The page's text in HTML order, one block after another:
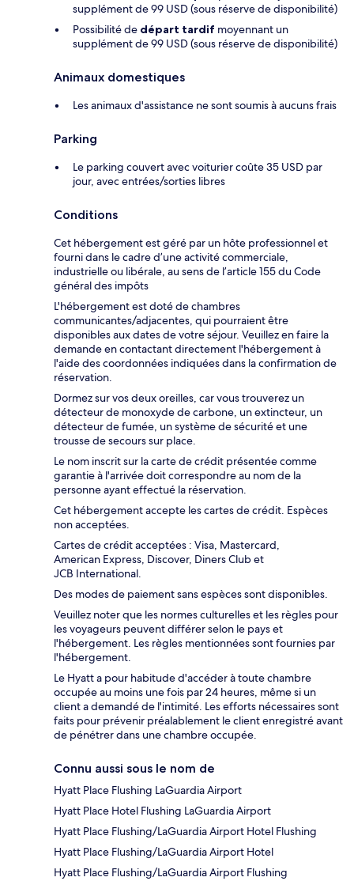
supplément de 99 USD (sous réserve de disponibilité)
Possibilité de départ tardif moyennant un
supplément de 99 USD (sous réserve de disponibilité)
Animaux domestiques
Les animaux d'assistance ne sont soumis à aucuns frais
Parking
Le parking couvert avec voiturier coûte 35 USD par
jour, avec entrées/sorties libres
Conditions
Cet hébergement est géré par un hôte professionnel et
fourni dans le cadre d’une activité commerciale,
industrielle ou libérale, au sens de l’article 155 du Code
général des impôts
L'hébergement est doté de chambres
communicantes/adjacentes, qui pourraient être
disponibles aux dates de votre séjour. Veuillez en faire la
demande en contactant directement l'hébergement à
l'aide des coordonnées indiquées dans la confirmation de
réservation.
Dormez sur vos deux oreilles, car vous trouverez un
détecteur de monoxyde de carbone, un extincteur, un
détecteur de fumée, un système de sécurité et une
trousse de secours sur place.
Le nom inscrit sur la carte de crédit présentée comme
garantie à l'arrivée doit correspondre au nom de la
personne ayant effectué la réservation.
Cet hébergement accepte les cartes de crédit. Espèces
non acceptées.
Cartes de crédit acceptées : Visa, Mastercard,
American Express, Discover, Diners Club et
JCB International.
Des modes de paiement sans espèces sont disponibles.
Veuillez noter que les normes culturelles et les règles pour
les voyageurs peuvent différer selon le pays et
l'hébergement. Les règles mentionnées sont fournies par
l'hébergement.
Le Hyatt a pour habitude d'accéder à toute chambre
occupée au moins une fois par 24 heures, même si un
client a demandé de l'intimité. Les efforts nécessaires sont
faits pour prévenir préalablement le client enregistré avant
de pénétrer dans une chambre occupée.
Connu aussi sous le nom de
Hyatt Place Flushing LaGuardia Airport
Hyatt Place Hotel Flushing LaGuardia Airport
Hyatt Place Flushing/LaGuardia Airport Hotel Flushing
Hyatt Place Flushing/LaGuardia Airport Hotel
Hyatt Place Flushing/LaGuardia Airport Flushing